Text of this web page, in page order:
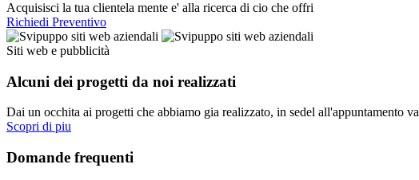
Acquisisci la tua clientela mente e' alla ricerca di cio che offri
Richiedi Preventivo
Siti web e pubblicità
Alcuni dei progetti da noi realizzati
Dai un occhita ai progetti che abbiamo gia realizzato, in sedel all'appuntamento
Scopri di piu
Domande frequenti